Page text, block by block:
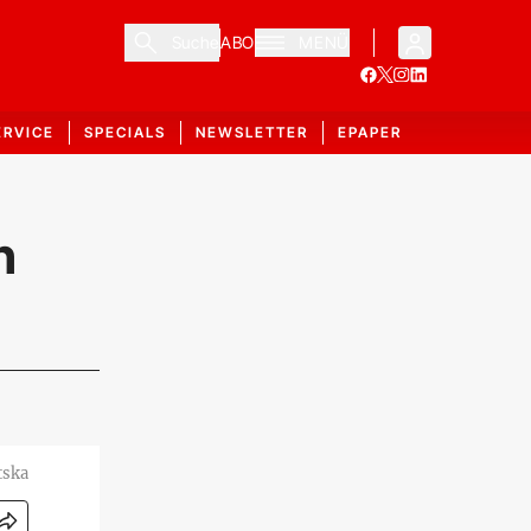
ABO
SPECIALS NEWSLETTER EPAPER